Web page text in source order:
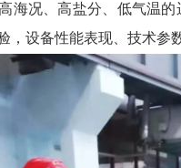
海况、高盐分、低气温
设备性能表现、技术参